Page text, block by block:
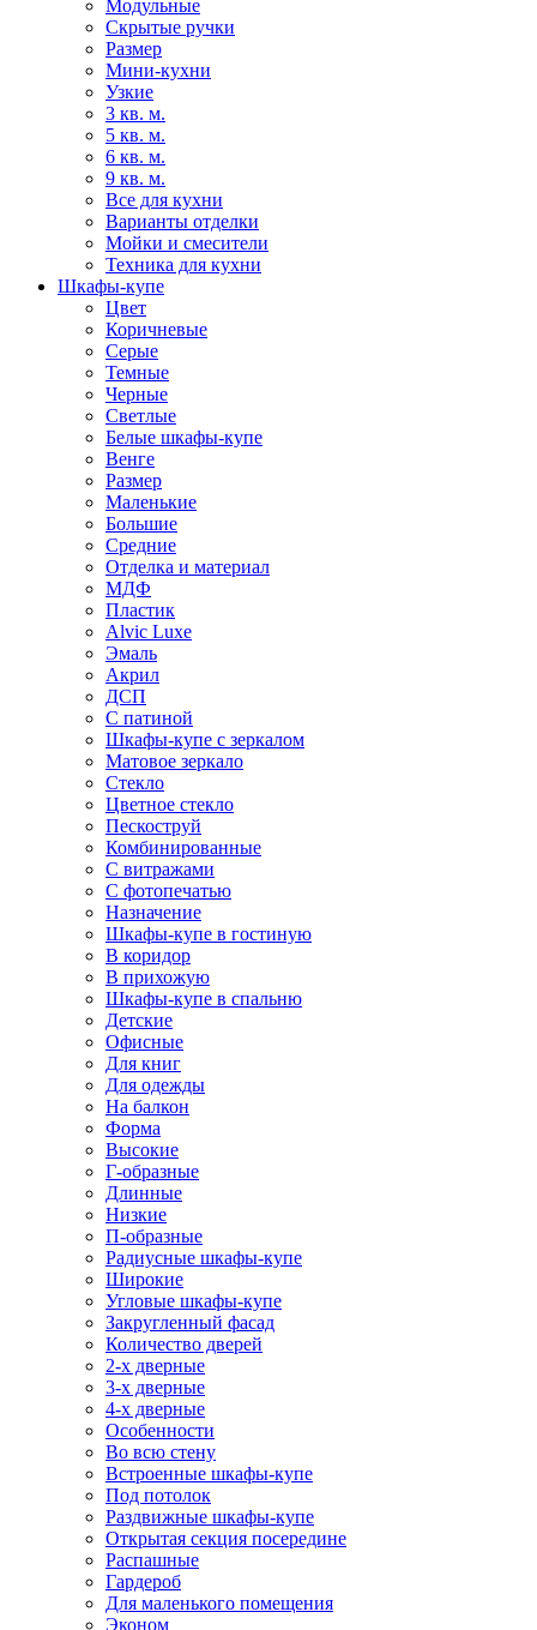
Модульные
Скрытые ручки
Размер
Мини-кухни
Узкие
3 кв. м.
5 кв. м.
6 кв. м.
9 кв. м.
Все для кухни
Варианты отделки
Мойки и смесители
Техника для кухни
Шкафы-купе
Цвет
Коричневые
Серые
Темные
Черные
Светлые
Белые шкафы-купе
Венге
Размер
Маленькие
Большие
Средние
Отделка и материал
МДФ
Пластик
Alvic Luxe
Эмаль
Акрил
ДСП
С патиной
Шкафы-купе с зеркалом
Матовое зеркало
Стекло
Цветное стекло
Пескоструй
Комбинированные
С витражами
С фотопечатью
Назначение
Шкафы-купе в гостиную
В коридор
В прихожую
Шкафы-купе в спальню
Детские
Офисные
Для книг
Для одежды
На балкон
Форма
Высокие
Г-образные
Длинные
Низкие
П-образные
Радиусные шкафы-купе
Широкие
Угловые шкафы-купе
Закругленный фасад
Количество дверей
2-х дверные
3-х дверные
4-х дверные
Особенности
Во всю стену
Встроенные шкафы-купе
Под потолок
Раздвижные шкафы-купе
Открытая секция посередине
Распашные
Гардероб
Для маленького помещения
Эконом